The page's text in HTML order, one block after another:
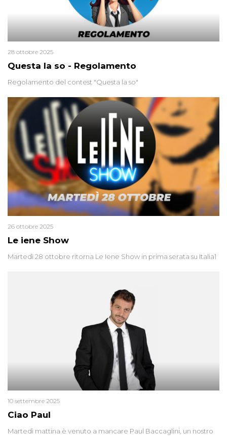
Questa la so - Regolamento
28 ottobre 2025
Regolamento del contest "Questa la so"
Le iene Show
26 ottobre 2025
Martedì 28 ottobre ritorna Le Iene Show in prima serata su Italia1
Ciao Paul
10 settembre 2025
Martedì mattina è venuto a mancare Paul Baccaglini, un nostro